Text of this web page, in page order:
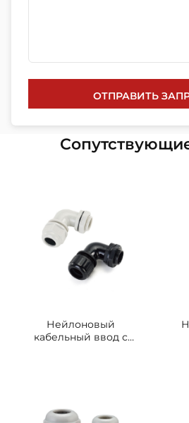
ОТПРАВИТЬ
Нейлоновый
кабельный ввод с